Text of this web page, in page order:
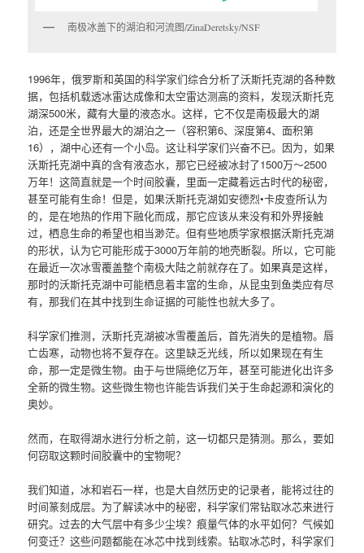
南极冰盖下的湖泊和河流图/ZinaDeretsky/NSF
1996年，俄罗斯和英国的科学家们综合分析了沃斯托克湖的各种数
据，包括机载透冰雷达成像和太空雷达测高的资料，发现沃斯托克
湖深500米，藏有大量的液态水。这样，它不仅是南极最大的湖
泊，还是全世界最大的湖泊之一（容积第6、深度第4、面积第
16），湖中心还有一个小岛。这让科学家们兴奋不已。因为，如果
沃斯托克湖中真的含有液态水，那它已经被冰封了1500万～2500
万年！这简直就是一个时间胶囊，里面一定藏着远古时代的秘密，
甚至可能有生命！但是，如果沃斯托克湖如安德烈•卡皮查所认为
的，是在地热的作用下融化而成，那它应该从来没有和外界接触
过，栖息生命的希望也相当渺茫。但有些地质学家根据沃斯托克湖
的形状，认为它可能形成于3000万年前的地壳断裂。所以，它可能
在最近一次冰雪覆盖整个南极大陆之前就存在了。如果真是这样，
那时的沃斯托克湖中可能栖息着丰富的生命，从昆虫到鱼类应有尽
有，那我们在其中找到生命证据的可能性也就大多了。
科学家们推测，沃斯托克湖被冰雪覆盖后，首先消失的是植物。唇
亡齿寒，动物也将不复存在。这里缺乏光线，所以如果现在有生
命，那一定是微生物。由于与世隔绝亿万年，甚至可能进化出许多
全新的微生物。这些微生物也许能告诉我们关于生命起源和演化的
奥妙。
然而，在取得湖水进行分析之前，这一切都只是猜测。那么，要如
何窃取这颗时间胶囊中的宝物呢？
我们知道，冰和岩石一样，也是大自然历史的记录者，能将过往的
时间篆刻成层。为了解读冰中的秘密，科学家们常钻取冰芯来进行
研究。过去的大气层中有多少尘埃？痕量气体的水平如何？气候如
何变迁？这些问题都能在冰芯中找到线索。钻取冰芯时，科学家们